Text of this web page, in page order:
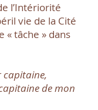
l’Intériorité
vie de la Cité
« tâche » dans
capitaine,
de mon